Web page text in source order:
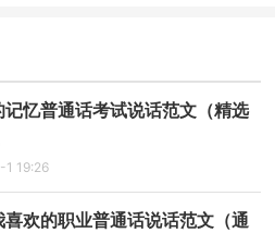
记忆普通话考试说话范文（精选
19:26
喜欢的职业普通话说话范文（通